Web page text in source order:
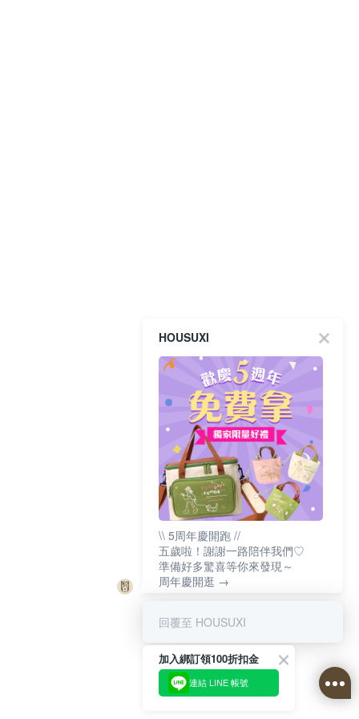
HOUSUXI
\\ 5周年慶開跑 //
五歲啦！謝謝一路陪伴我們♡
準備好多驚喜等你來發現～
周年慶開逛 →
回覆至 HOUSUXI
加入綁訂領100折扣金
連結 LINE 帳號